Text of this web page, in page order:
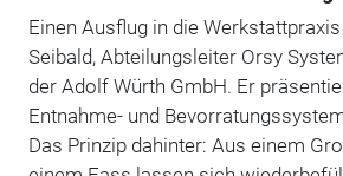
Einen Ausflug in die
Seibald, Abteilungsleiter Orsy
der Adolf Würth GmbH. Er
Entnahme- und
Das Prinzip dahinter: Aus einem